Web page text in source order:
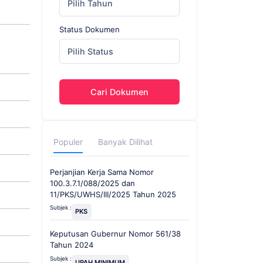
Pilih Tahun
Status Dokumen
Pilih Status
Cari Dokumen
Populer Banyak Dilihat
Perjanjian Kerja Sama Nomor
100.3.7.1/088/2025 dan
11/PKS/UWHS/III/2025 Tahun 2025
Subjek : PKS
Keputusan Gubernur Nomor 561/38
Tahun 2024
Subjek :